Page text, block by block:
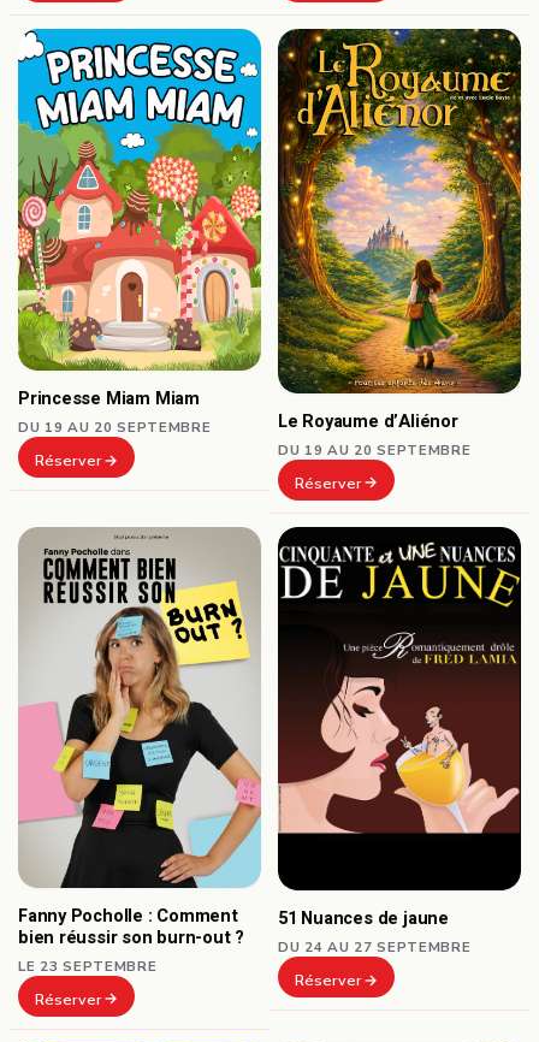
Princesse Miam Miam
DU 19 AU 20 SEPTEMBRE
Réserver
Le Royaume d’Aliénor
DU 19 AU 20 SEPTEMBRE
Réserver
Fanny Pocholle : Comment
bien réussir son burn-out ?
LE 23 SEPTEMBRE
Réserver
51 Nuances de jaune
DU 24 AU 27 SEPTEMBRE
Réserver